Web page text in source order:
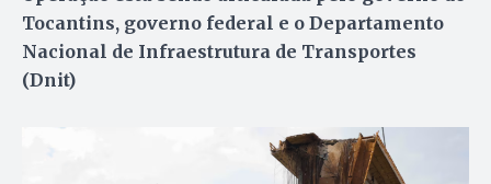
Tocantins, governo federal e o Departamento
Nacional de Infraestrutura de Transportes
(Dnit)